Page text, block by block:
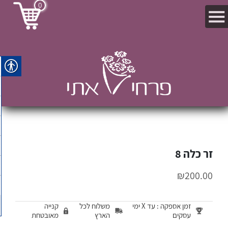
0
זר כלה 8
₪200.00
זמן אספקה : עד X ימי
עסקים
משלוח לכל
הארץ
קנייה
מאובטחת